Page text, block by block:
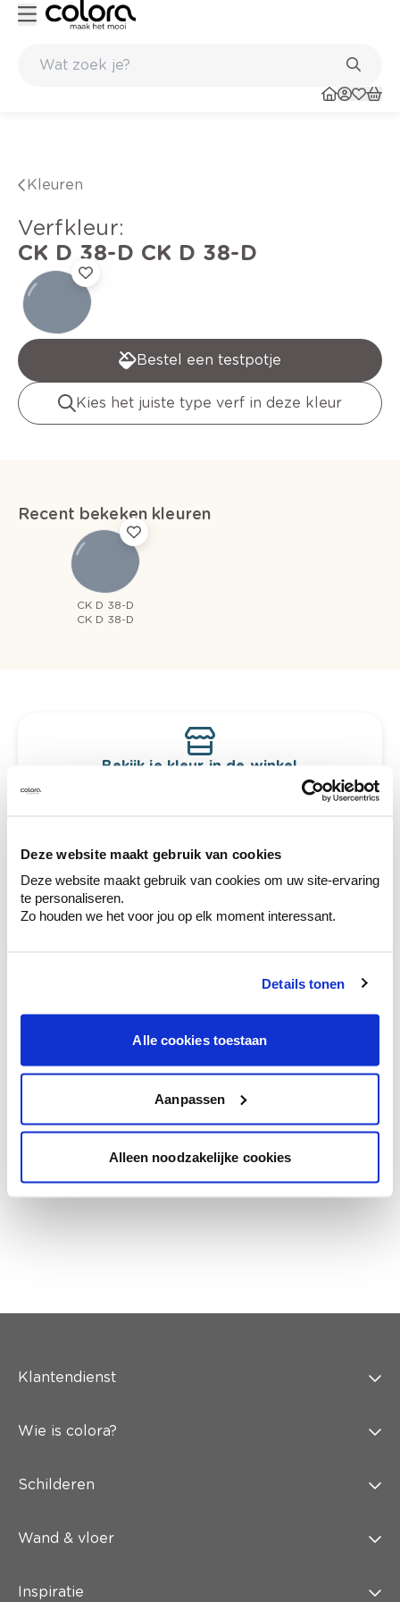
Deze website maakt gebruik van cookies
Deze website maakt gebruik van cookies om uw site-ervaring
te personaliseren.
Zo houden we het voor jou op elk moment interessant.
Details tonen
Alle cookies toestaan
Aanpassen
Alleen noodzakelijke cookies
Kleuren
verfkleur:
CK D 38-D CK D 38-D
Bestel een testpotje
Kies het juiste type verf in deze kleur
Recent bekeken kleuren
CK D 38-D
CK D 38-D
Bekijk je kleur in de winkel
Ontdek er kleurechte stalen van je
te verfijnen.
Krijg persoonlijk advies om kleuren te
combineren.
Krijg kleuradvies op basis van de lichtinval
en je meubels.
Krijg ineens een technologische check-up
Klantendienst
Wie is colora?
Schilderen
Wand & vloer
Inspiratie